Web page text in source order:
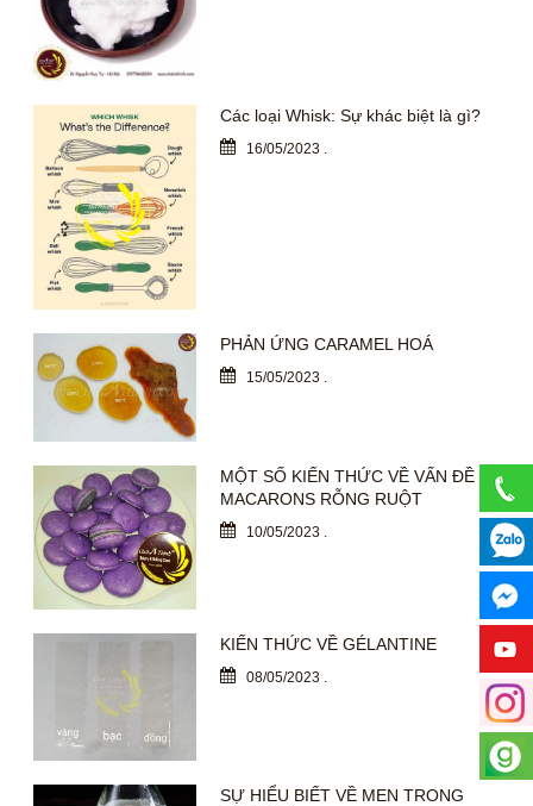
Các loại Whisk: Sự khác biệt là gì?
16/05/2023 .
PHẢN ỨNG CARAMEL HOÁ
15/05/2023
MỘT SỐ KIẾN THỨC VỀ VẤN ĐỀ
MACARONS RỖNG RUỘT
10/05/2023
KIẾN THỨC VỀ GÉLANTINE
08/05/2023 .
SỰ HIỂU BIẾT VỀ MEN TRONG